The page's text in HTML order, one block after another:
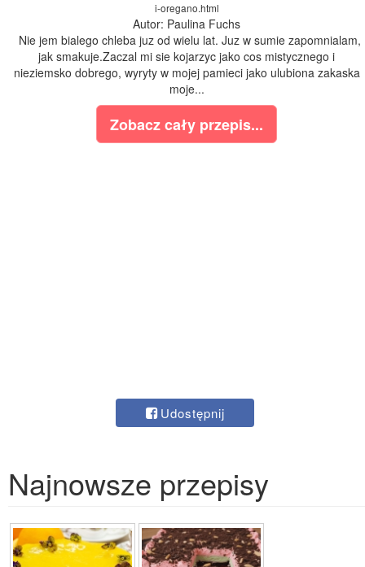
i-oregano.html
Autor: Paulina Fuchs
Nie jem bialego chleba juz od wielu lat. Juz w sumie zapomnialam,
jak smakuje.Zaczal mi sie kojarzyc jako cos mistycznego i
nieziemsko dobrego, wyryty w mojej pamieci jako ulubiona zakaska
moje...
Zobacz cały przepis...
Udostępnij
Najnowsze przepisy